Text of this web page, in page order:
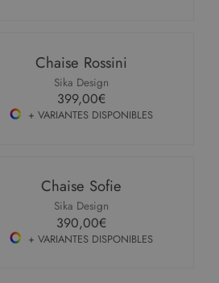
Chaise Rossini
Sika Design
399,00€
+ VARIANTES DISPONIBLES
Chaise Sofie
Sika Design
390,00€
+ VARIANTES DISPONIBLES